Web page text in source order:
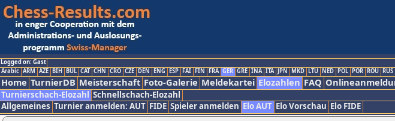
Logged on: Gast
Arabic ARM AZE BIH BUL CAT CHN CRO CZE DEN ENG ESP FAI FIN FRA GER GRE INA ITA JPN MKD LTU NED POL POR ROU RUS
Home TurnierDB Meisterschaft Foto-Galerie Meldekartei Elozahlen FAQ
Turnierschach-Elozahl Schnellschach-Elozahl
Allgemeines Turnier anmelden: AUT FIDE Spieler anmelden Elo AUT Elo Vorschau Elo FIDE